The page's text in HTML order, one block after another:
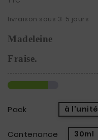
livraison sous 3-5 jours
Madeleine
Fraise.
Pack à l'unité
Contenance 30ml